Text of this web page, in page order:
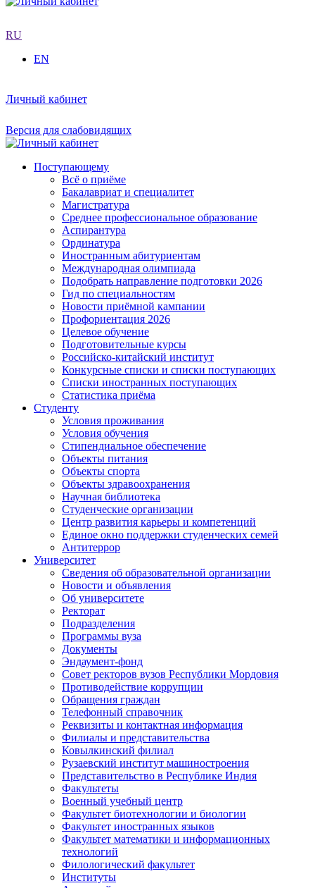
RU
EN
Личный кабинет
Версия для слабовидящих
Поступающему
Всё о приёме
Бакалавриат и специалитет
Магистратура
Среднее профессиональное образование
Аспирантура
Ординатура
Иностранным абитуриентам
Международная олимпиада
Подобрать направление подготовки 2026
Гид по специальностям
Новости приёмной кампании
Профориентация 2026
Целевое обучение
Подготовительные курсы
Российско-китайский институт
Конкурсные списки и списки поступающих
Списки иностранных поступающих
Статистика приёма
Студенту
Условия проживания
Условия обучения
Стипендиальное обеспечение
Объекты питания
Объекты спорта
Объекты здравоохранения
Научная библиотека
Студенческие организации
Центр развития карьеры и компетенций
Единое окно поддержки студенческих семей
Антитеррор
Университет
Сведения об образовательной организации
Новости и объявления
Об университете
Ректорат
Подразделения
Программы вуза
Документы
Эндаумент-фонд
Совет ректоров вузов Республики Мордовия
Противодействие коррупции
Обращения граждан
Телефонный справочник
Реквизиты и контактная информация
Филиалы и представительства
Ковылкинский филиал
Рузаевский институт машиностроения
Представительство в Республике Индия
Факультеты
Военный учебный центр
Факультет биотехнологии и биологии
Факультет иностранных языков
Факультет математики и информационных
технологий
Филологический факультет
Институты